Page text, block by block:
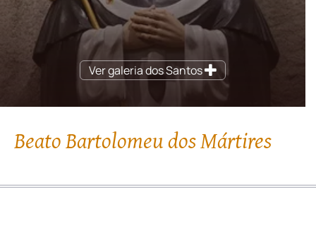
Ver galeria dos Santos
Beato Bartolomeu dos Mártires